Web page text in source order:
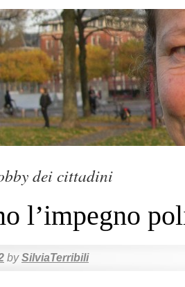
dei cittadini
l’impegno
by SilviaTerribili